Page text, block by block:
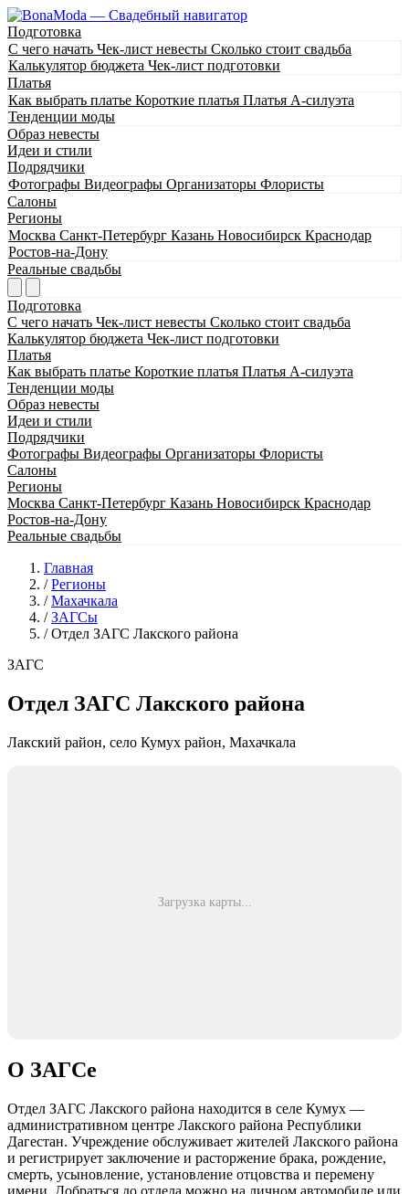
Подготовка
С чего начать Чек-лист невесты Сколько стоит свадьба
Калькулятор бюджета Чек-лист подготовки
Платья
Как выбрать платье Короткие платья Платья А-силуэта
Тенденции моды
Образ невесты
Идеи и стили
Подрядчики
Фотографы Видеографы Организаторы Флористы
Салоны
Регионы
Москва Санкт-Петербург Казань Новосибирск Краснодар
Ростов-на-Дону
Реальные свадьбы
Подготовка
С чего начать Чек-лист невесты Сколько стоит свадьба
Калькулятор бюджета Чек-лист подготовки
Платья
Как выбрать платье Короткие платья Платья А-силуэта
Тенденции моды
Образ невесты
Идеи и стили
Подрядчики
Фотографы Видеографы Организаторы Флористы
Салоны
Регионы
Москва Санкт-Петербург Казань Новосибирск Краснодар
Ростов-на-Дону
Реальные свадьбы
Главная
/ Регионы
/ Махачкала
/ ЗАГСы
/ Отдел ЗАГС Лакского района
ЗАГС
Отдел ЗАГС Лакского района
Лакский район, село Кумух район, Махачкала
Загрузка карты...
О ЗАГСе
Отдел ЗАГС Лакского района находится в селе Кумух —
административном центре Лакского района Республики
Дагестан. Учреждение обслуживает жителей Лакского района
и регистрирует заключение и расторжение брака, рождение,
смерть, усыновление, установление отцовства и перемену
имени. Добраться до отдела можно на личном автомобиле или